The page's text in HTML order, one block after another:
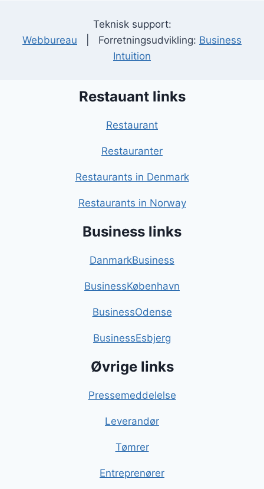
Teknisk support:
Webbureau | Forretningsudvikling: Business
Intuition
Restauant links
Restaurant
Restauranter
Restaurants in Denmark
Restaurants in Norway
Business links
DanmarkBusiness
BusinessKøbenhavn
BusinessOdense
BusinessEsbjerg
Øvrige links
Pressemeddelelse
Leverandør
Tømrer
Entreprenører